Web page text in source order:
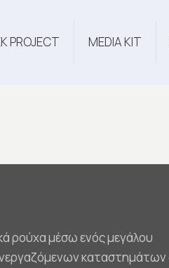
PROJECT MEDIA KIT
ρούχα μέσω ενός μεγάλου
καταστημάτων